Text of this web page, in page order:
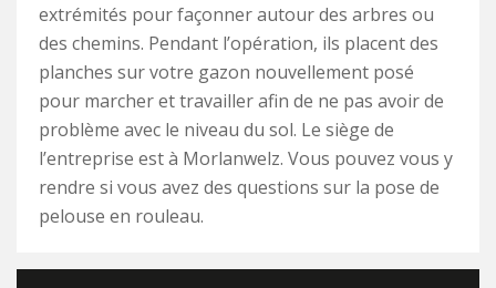
extrémités pour façonner autour des arbres ou
des chemins. Pendant l’opération, ils placent des
planches sur votre gazon nouvellement posé
pour marcher et travailler afin de ne pas avoir de
problème avec le niveau du sol. Le siège de
l’entreprise est à Morlanwelz. Vous pouvez vous y
rendre si vous avez des questions sur la pose de
pelouse en rouleau.